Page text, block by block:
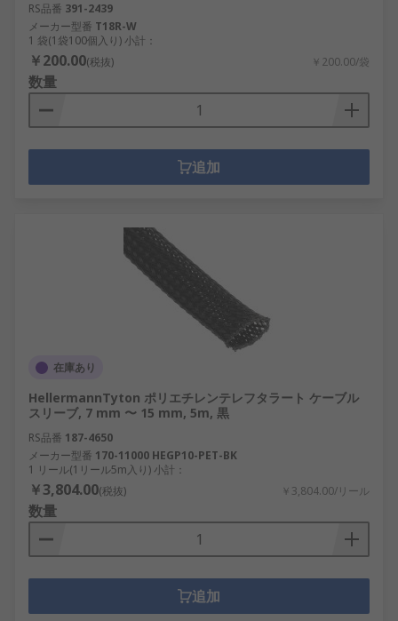
RS品番 391-2439
メーカー型番 T18R-W
1 袋(1袋100個入り) 小計：
￥200.00(税抜) ￥200.00/袋
数量
追加
在庫あり
HellermannTyton ポリエチレンテレフタラート ケーブル
スリーブ, 7 mm 〜 15 mm, 5m, 黒
RS品番 187-4650
メーカー型番 170-11000 HEGP10-PET-BK
1 リール(1リール5m入り) 小計：
￥3,804.00(税抜) ￥3,804.00/リール
数量
追加